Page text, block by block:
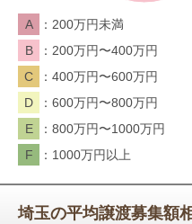
A
200万円未満
B
200万円〜400万円
C
400万円〜600万円
D
600万円〜800万円
E
800万円〜1000万円
F
1000万円以上
埼玉の平均譲渡募集額